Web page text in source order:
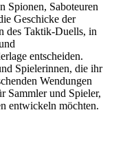
Spionen, Saboteuren
Geschicke der
des Taktik‑Duells, in
entscheiden.
Spielerinnen, die ihr
Wendungen
Sammler und Spieler,
entwickeln möchten.